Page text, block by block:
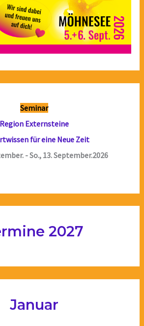
Seminar
Region Externsteine
für eine Neue Zeit
- So., 13. September.2026
2027
Januar